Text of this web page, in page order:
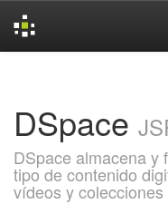
DSpace
DSpace almacena y
tipo de contenido
vídeos y